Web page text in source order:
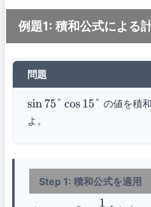
例題1: 積和公式による
問題
sin75° cos15 °
の値を積
よ。
Step 1: 積和公式を適用